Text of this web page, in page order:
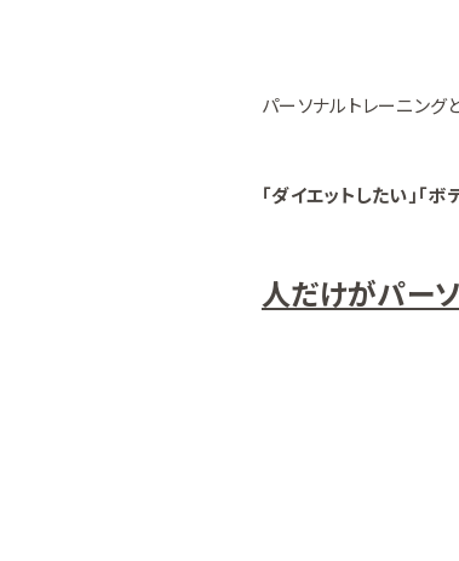
パーソナルトレーニン
「ダイエットしたい」「ボ
人だけがパー